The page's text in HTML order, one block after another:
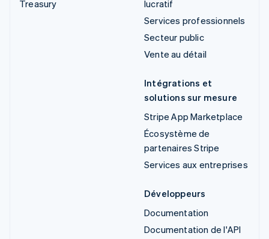
Treasury
lucratif
Services professionnels
Secteur public
Vente au détail
Intégrations et
solutions sur mesure
Stripe App Marketplace
Écosystème de
partenaires Stripe
Services aux entreprises
Développeurs
Documentation
Documentation de l'API